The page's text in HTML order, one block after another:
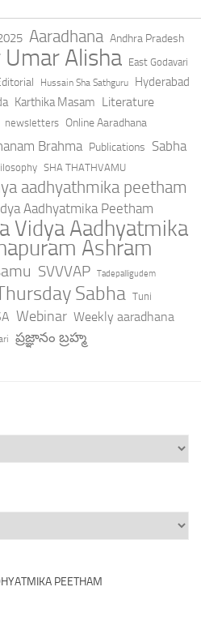
Aaradhana Andhra Pradesh
Umar Alisha East Godavari
Hussain Sha Sathguru Hyderabad
Karthika Masam Literature
newsletters Online Aaradhana
Brahma Publications Sabha
SHA THATHVAMU
aadhyathmika peetham
Aadhyatmika Peetham
Vidya Aadhyatmika
Ashram
SVVVAP Tadepalligudem
Sabha Tuni
Webinar Weekly aaradhana
ప్రజ్ఞానం బ్రహ్మ
PEETHAM